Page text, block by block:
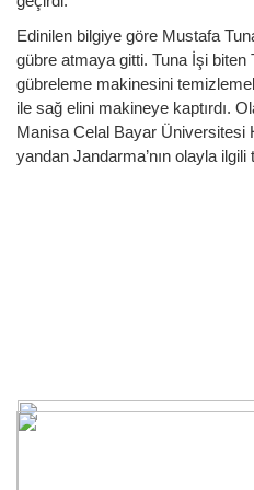
Edinilen bilgiye göre Mustafa
gübre atmaya gitti. Tuna İşi biten
gübreleme makinesini
ile sağ elini makineye kaptırdı.
Manisa Celal Bayar Üniversitesi
yandan Jandarma’nın olayla ilgili